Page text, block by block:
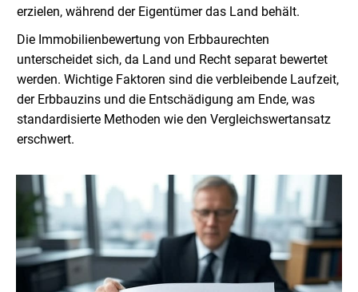
erzielen, während der Eigentümer das Land behält.
Die Immobilienbewertung von Erbbaurechten
unterscheidet sich, da Land und Recht separat bewertet
werden. Wichtige Faktoren sind die verbleibende Laufzeit,
der Erbbauzins und die Entschädigung am Ende, was
standardisierte Methoden wie den Vergleichswertansatz
erschwert.